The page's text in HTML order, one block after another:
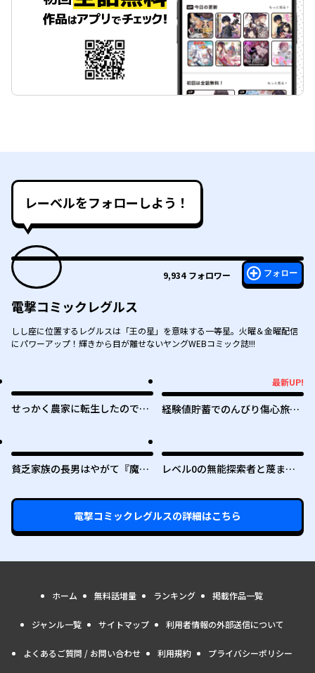
レーベルをフォローしよう！
9,934 フォロワー フォロー
電撃コミックレグルス
しし座に位置するレグルスは「王の星」を意味する一等星。火曜＆金曜配信
にパワーアップ！輝きから目が離せないヤングWEBコミック誌!!!
せっかく農家に転生したので勇
最新UP!
経験値貯蓄でのんびり傷心旅行
貧乏家族の長男はやがて『魔
レベル0の無能探索者と蔑まれ
ンキング1位は謎の人～
電撃コミックレグルスの詳細はこちら
ホーム 無料話増量 ランキング 掲載作品一覧
ジャンル一覧 サイトマップ 利用者情報の外部送信について
よくあるご質問 / お問い合わせ 利用規約 プライバシーポリシー